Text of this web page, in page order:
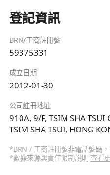
登記資訊
BRN/工商註冊號
59375331
成立日期
2012-01-30
公司註冊地址
910A, 9/F, TSIM SHA TSUI
TSIM SHA TSUI, HONG
*BRN / 工商註冊號非電話號碼
*數據來源與責任限制說明 查看